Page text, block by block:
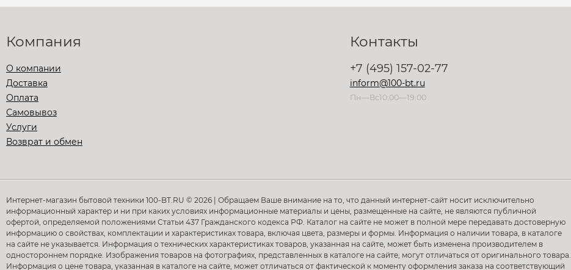
Компания
О компании
Доставка
Оплата
Самовывоз
Услуги
Возврат и обмен
Контакты
+7 (495) 157-02-77
inform@100-bt.ru
Пн—Вс10:00—19:00
Интернет-магазин бытовой техники 100-BT.RU © 2026 | Обращаем Ваше внимание на то, что данный интернет-сайт носит исключительно
информационный характер и ни при каких условиях информационные материалы и цены, размещенные на сайте, не являются публичной
офертой, определяемой положениями Статьи 437 Гражданского кодекса РФ. Каталог на сайте не может в полной мере передавать достоверную
информацию о свойствах, комплектации и характеристиках товара, включая цвета, размеры и формы. Информация о наличии товара, в каталоге
на сайте не указывается. Информация о технических характеристиках товаров, указанная на сайте, может быть изменена производителем в
одностороннем порядке. Изображения товаров на фотографиях, представленных в каталоге на сайте, могут отличаться от оригинального товара.
Информация о цене товара, указанная в каталоге на сайте, может отличаться от фактической к моменту оформления заказа на соответствующий